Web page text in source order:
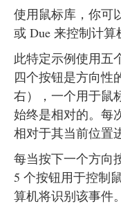
使用鼠标库，你可
或 Due 来控制计算
此特定示例使用五
四个按钮是方向性
右），一个用于鼠
始终是相对的。每
相对于其当前位置
每当按下一个方向
5 个按钮用于控制
算机将识别该事件。